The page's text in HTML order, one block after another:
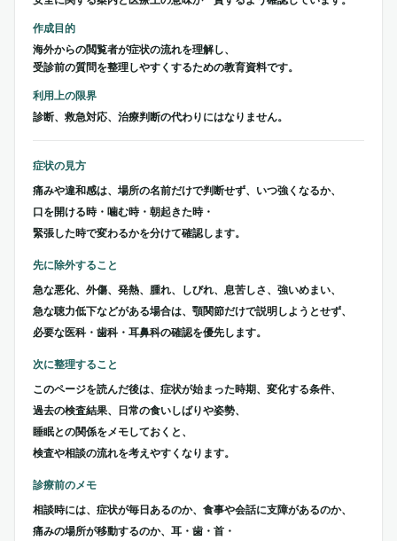
作成目的
海外からの閲覧者が症状の流れを理解し、
受診前の質問を整理しやすくするための教育資料です。
利用上の限界
診断、救急対応、治療判断の代わりにはなりません。
症状の見方
痛みや違和感は、場所の名前だけで判断せず、いつ強くなるか、
口を開ける時・噛む時・朝起きた時・
緊張した時で変わるかを分けて確認します。
先に除外すること
急な悪化、外傷、発熱、腫れ、しびれ、息苦しさ、強いめまい、
急な聴力低下などがある場合は、顎関節だけで説明しようとせず、
必要な医科・歯科・耳鼻科の確認を優先します。
次に整理すること
このページを読んだ後は、症状が始まった時期、変化する条件、
過去の検査結果、日常の食いしばりや姿勢、
睡眠との関係をメモしておくと、
検査や相談の流れを考えやすくなります。
診療前のメモ
相談時には、症状が毎日あるのか、食事や会話に支障があるのか、
痛みの場所が移動するのか、耳・歯・首・